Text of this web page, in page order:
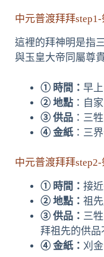
中元普渡拜拜
這裡的拜神明是指
與玉皇大帝同屬尊
① 時間： 早
② 地點：自
③ 供品：三
④ 金紙：三
中元普渡拜拜
① 時間： 接
② 地點： 祖
③ 供品： 三
拜祖先的供
④ 金紙： 刈